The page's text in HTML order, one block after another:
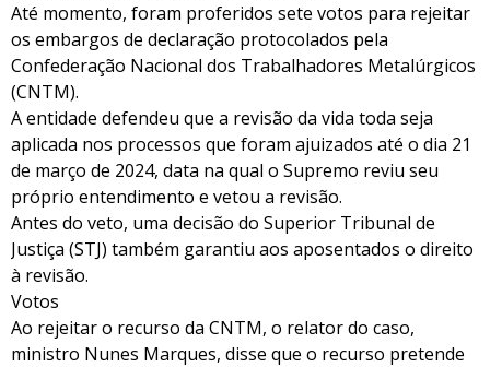
Até momento, foram proferidos sete votos para rejeitar
os embargos de declaração protocolados pela
Confederação Nacional dos Trabalhadores Metalúrgicos
(CNTM).
A entidade defendeu que a revisão da vida toda seja
aplicada nos processos que foram ajuizados até o dia 21
de março de 2024, data na qual o Supremo reviu seu
próprio entendimento e vetou a revisão.
Antes do veto, uma decisão do Superior Tribunal de
Justiça (STJ) também garantiu aos aposentados o direito
à revisão.
Votos
Ao rejeitar o recurso da CNTM, o relator do caso,
ministro Nunes Marques, disse que o recurso pretende